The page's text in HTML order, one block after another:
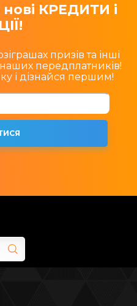
КРЕДИТИ і
призів та інші
передплатників!
і дізнайся першим!